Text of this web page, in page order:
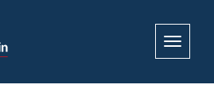
Toggle